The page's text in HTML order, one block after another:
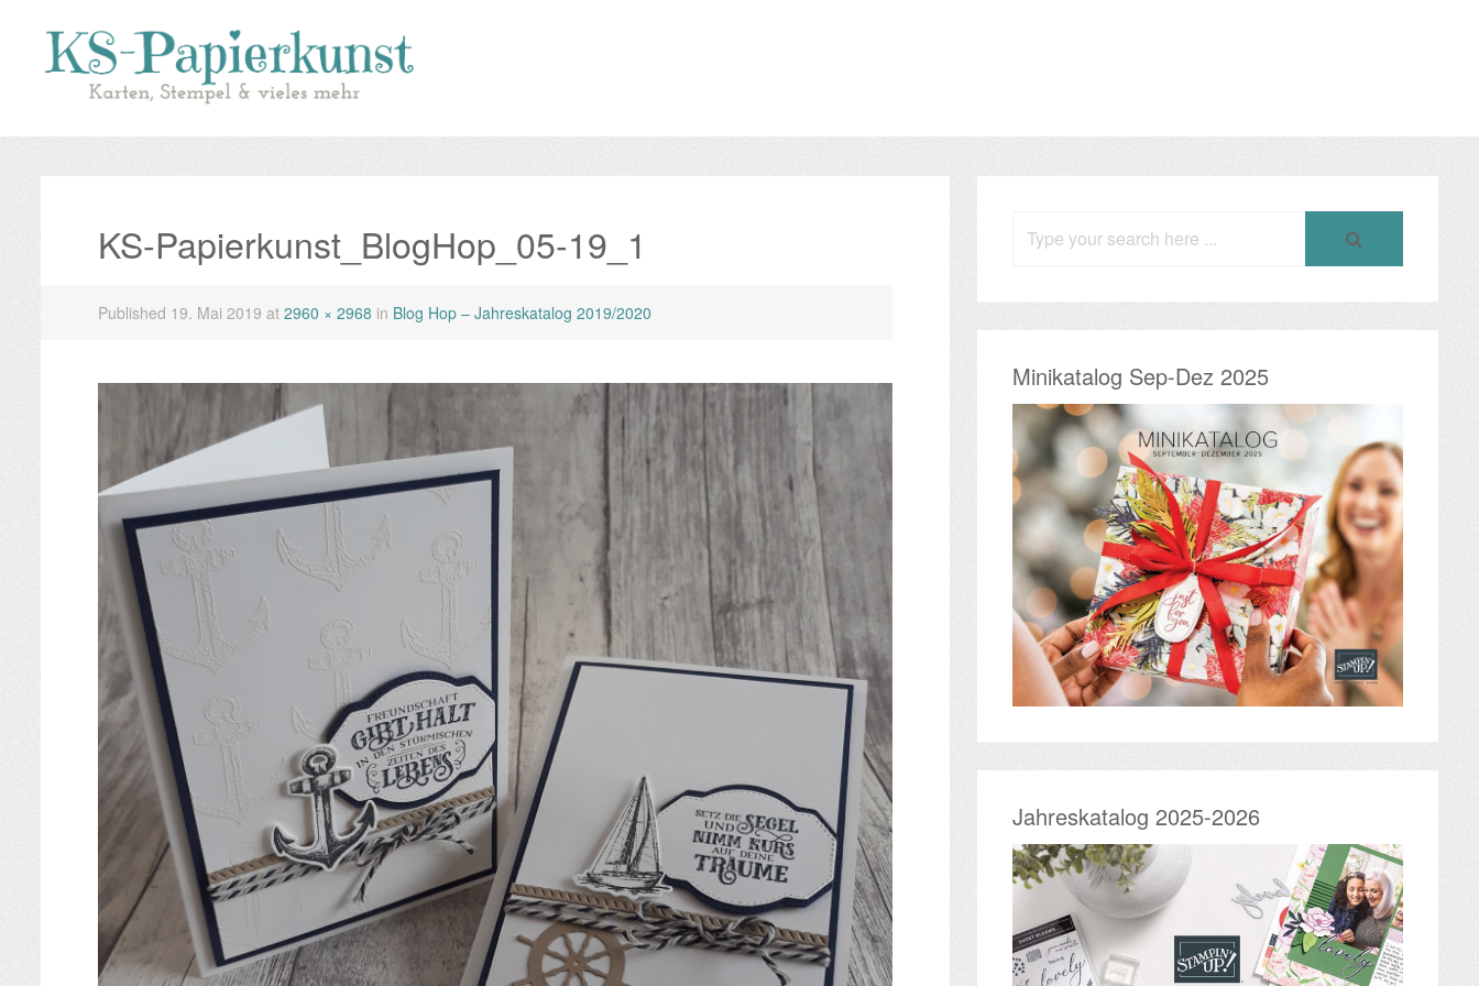
KS-Papierkunst_BlogHop_05-19_1
Published 19. Mai 2019 at 2960 × 2968 in Blog Hop – Jahreskatalog 2019/2020
for:
Minikatalog Sep-Dez 2025
Jahreskatalog 2025-2026